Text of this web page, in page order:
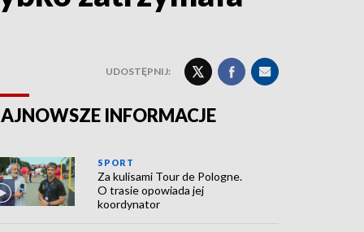
UDOSTĘPNIJ:
INFORMACJE
SPORT
Za kulisami Tour de Pologne.
O trasie opowiada jej
koordynator